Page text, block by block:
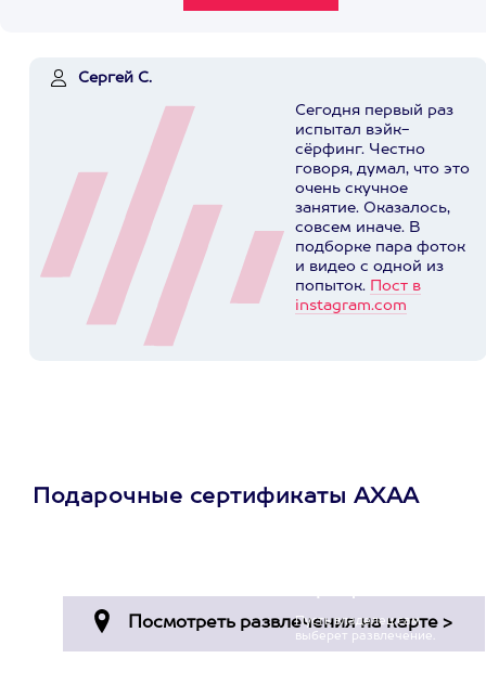
Сергей С.
Сегодня первый раз
испытал вэйк-
сёрфинг. Честно
говоря, думал, что это
очень скучное
занятие. Оказалось,
совсем иначе. В
подборке пара фоток
и видео с одной из
попыток. Пост в
instagram.com
Подарочные сертификаты АХАА
Пусть владелец сам
выберет развлечение.